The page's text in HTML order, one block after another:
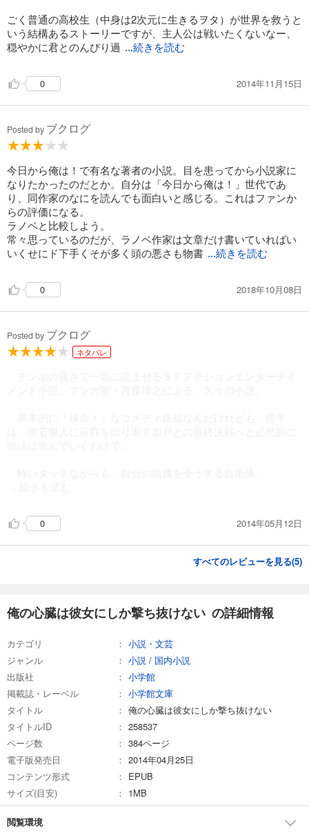
ごく普通の高校生（中身は2次元に生きるヲタ）が世界を救うと
いう結構あるストーリーですが、主人公は戦いたくないなー、
穏やかに君とのんびり過 ...続きを読む
0 2014年11月15日
Posted by ブクログ
今日から俺は！で有名な著者の小説。目を患ってから小説家に
なりたかったのだとか。自分は「今日から俺は！」世代であ
り、同作家のなにを読んでも面白いと感じる。これはファンか
らの評価になる。
ラノベと比較しよう。
常々思っているのだが、ラノベ作家は文章だけ書いていればい
いくせにド下手くそが多く頭の悪さも物書 ...続きを読む
0 2018年10月08日
Posted by ブクログ
ネタバレ
0 2014年05月12日
すべてのレビューを見る(5)
俺の心臓は彼女にしか撃ち抜けない の詳細情報
カテゴリ
小説・文芸
ジャンル
小説 / 国内小説
出版社
小学館
掲載誌・レーベル
小学館文庫
タイトル
俺の心臓は彼女にしか撃ち抜けない
タイトルID
258537
ページ数
384ページ
電子版発売日
2014年04月25日
コンテンツ形式
EPUB
サイズ(目安)
1MB
閲覧環境